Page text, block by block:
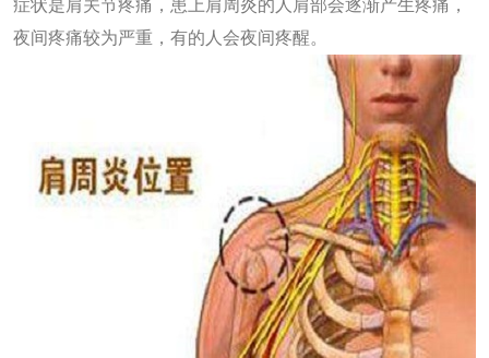
症状是肩关节疼痛，患上肩周炎的人肩部会逐渐产生疼痛，
夜间疼痛较为严重，有的人会夜间疼醒。